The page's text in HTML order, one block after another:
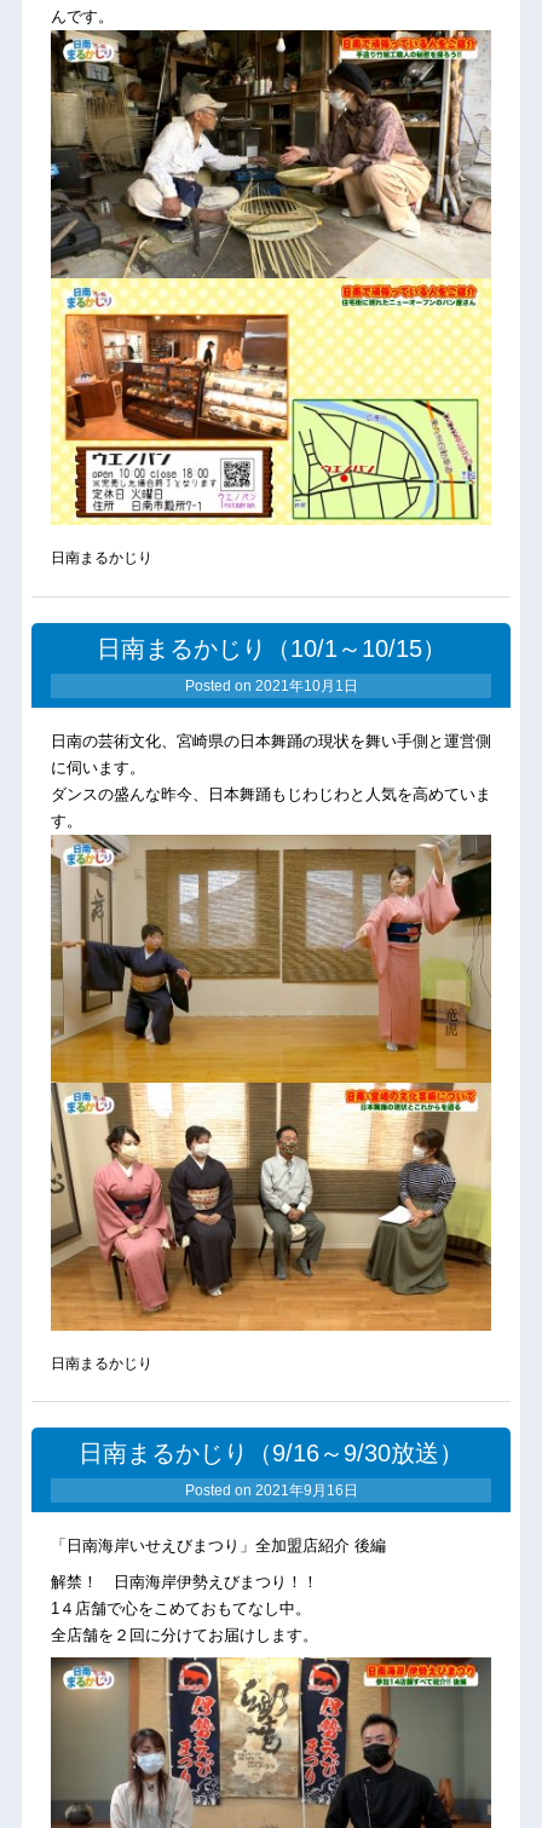
んです。
日南まるかじり
日南まるかじり（10/1～10/15）
Posted on 2021年10月1日
日南の芸術文化、宮崎県の日本舞踊の現状を舞い手側と運営側
に伺います。
ダンスの盛んな昨今、日本舞踊もじわじわと人気を高めていま
す。
日南まるかじり
日南まるかじり（9/16～9/30放送）
Posted on 2021年9月16日
「日南海岸いせえびまつり」全加盟店紹介 後編
解禁！ 日南海岸伊勢えびまつり！！
1４店舗で心をこめておもてなし中。
全店舗を２回に分けてお届けします。